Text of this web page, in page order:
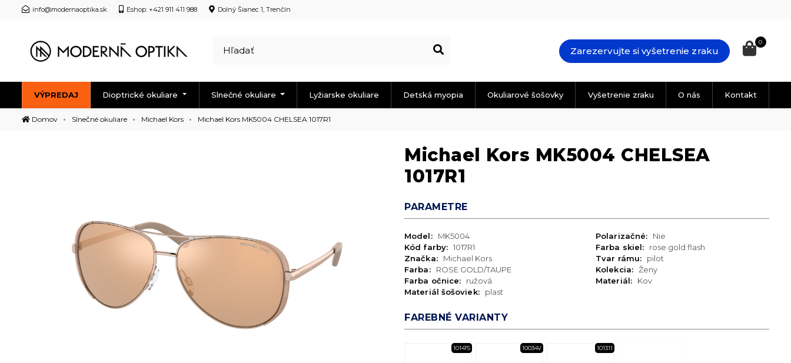
info@modernaoptika.sk Eshop: +421 911 411 988 Dolný Šianec 1, Trenčín
Zarezervujte si vyšetrenie zraku
0
VÝPREDAJ Dioptrické okuliare Slnečné okuliare Lyžiarske okuliare Detská myopia Okuliarové šošovky Vyšetrenie zraku O nás Kontakt
Domov Slnečné okuliare Michael Kors Michael Kors MK5004 CHELSEA 1017R1
Michael Kors MK5004 CHELSEA
1017R1
PARAMETRE
Model:
MK5004
Kód farby: 1017R1
Značka:
Michael Kors
Farba:
ROSE GOLD/TAUPE
Farba očnice:
ružová
Materiál šošoviek:
plast
Polarizačné:
Nie
Farba skiel:
rose gold flash
Tvar rámu:
pilot
Kolekcia: Ženy
Materiál:
Kov
FAREBNÉ VARIANTY
1014T5 10034V 101311